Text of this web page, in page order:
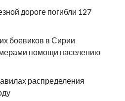
дороге погибли 127
боевиков в Сирии
помощи населению
распределения